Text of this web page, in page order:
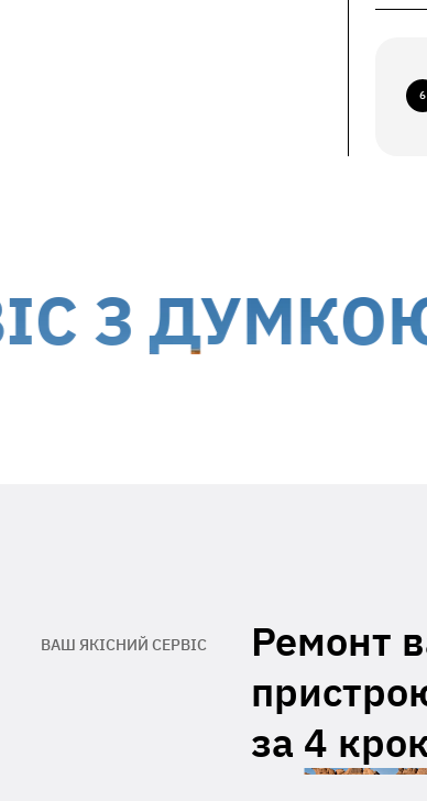
Вкладіть в посилку необхідну
відсутності даних вкладених з
ПІБ, номер телефону або
доставки зазначений в накладній
6
ДУМКОЮ
ВАШ ЯКІСНИЙ СЕРВІС
Ремонт
за 4